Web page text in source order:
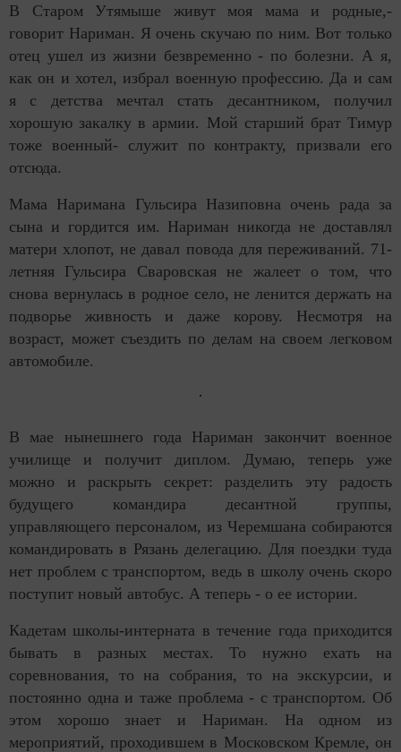
В Старом Утямыше живут моя мама и родные,-
говорит Нариман. Я очень скучаю по ним. Вот только
отец ушел из жизни безвременно - по болезни. А я,
как он и хотел, избрал военную профессию. Да и сам
я с детства мечтал стать десантником, получил
хорошую закалку в армии. Мой старший брат Тимур
тоже военный- служит по контракту, призвали его
отсюда.
Мама Наримана Гульсира Назиповна очень рада за
сына и гордится им. Нариман никогда не доставлял
матери хлопот, не давал повода для переживаний. 71-
летняя Гульсира Сваровская не жалеет о том, что
снова вернулась в родное село, не ленится держать на
подворье живность и даже корову. Несмотря на
возраст, может съездить по делам на своем легковом
автомобиле.
В мае нынешнего года Нариман закончит военное
училище и получит диплом. Думаю, теперь уже
можно и раскрыть секрет: разделить эту радость
будущего командира десантной группы,
управляющего персоналом, из Черемшана собираются
командировать в Рязань делегацию. Для поездки туда
нет проблем с транспортом, ведь в школу очень скоро
поступит новый автобус. А теперь - о ее истории.
Кадетам школы-интерната в течение года приходится
бывать в разных местах. То нужно ехать на
соревнования, то на собрания, то на экскурсии, и
постоянно одна и таже проблема - с транспортом. Об
этом хорошо знает и Нариман. На одном из
мероприятий, проходившем в Московском Кремле, он